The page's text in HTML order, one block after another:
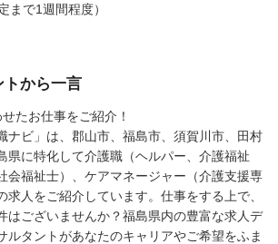
まで1週間程度）
トから一言
たお仕事をご紹介！
ナビ」は、郡山市、福島市、須賀川市、田村
県に特化して介護職（ヘルパー、介護福祉
会福祉士）、ケアマネージャー（介護支援専
求人をご紹介しています。仕事をする上で、
はございませんか？福島県内の豊富な求人デ
ルタントがあなたのキャリアやご希望をふま